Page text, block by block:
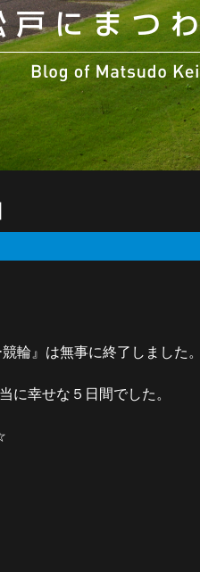
輪』は無事に終了しました。
に幸せな５日間でした。